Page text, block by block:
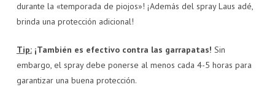
durante la «temporada de piojos»! ¡Además del spray Laus adé,
brinda una protección adicional!
Tip: ¡También es efectivo contra las garrapatas! Sin
embargo, el spray debe ponerse al menos cada 4-5 horas para
garantizar una buena protección.